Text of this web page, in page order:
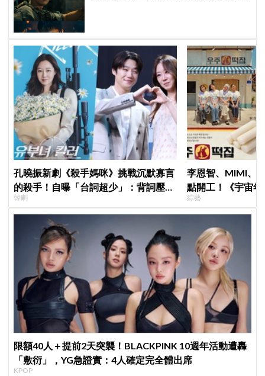
孔曉振新劇《殺手媽咪》挑戰沉默寡言
的殺手！自曝「台詞超少」：背詞壓力
小很多XD
韓劇
李恩智、MIMI、
點開工！《宇宙
友笑喊：「難得
綜藝
限額40人＋提前2天突襲！BLACKPINK 10週年活動遭轟
「敷衍」，YG急證實：4人確定完全體出席
KPOP